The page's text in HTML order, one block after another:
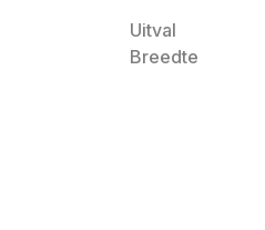
Uitval
Breedte